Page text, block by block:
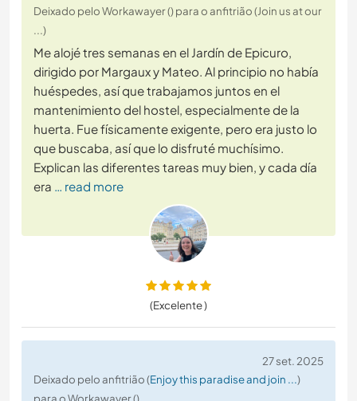
Deixado pelo Workawayer () para o anfitrião (Join us at our
...)
Me alojé tres semanas en el Jardín de Epicuro,
dirigido por Margaux y Mateo. Al principio no había
huéspedes, así que trabajamos juntos en el
mantenimiento del hostel, especialmente de la
huerta. Fue físicamente exigente, pero era justo lo
que buscaba, así que lo disfruté muchísimo.
Explican las diferentes tareas muy bien, y cada día
era
… read more
(Excelente )
27 set. 2025
Deixado pelo anfitrião (Enjoy this paradise and join ...)
para o Workawayer ()